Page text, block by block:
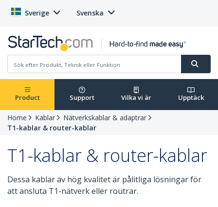
Sverige Svenska
Product Support Vilka vi är Upptäck
Home Kablar
Nätverkskablar & adaptrar
T1-kablar & router-kablar
T1-kablar & router-kablar
Dessa kablar av hög kvalitet är pålitliga lösningar för
att ansluta T1-nätverk eller routrar.